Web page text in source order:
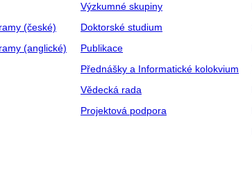
(české)
(anglické)
Výzkumné skupiny
Doktorské studium
Publikace
Přednášky a Informatické kolokvium
Vědecká rada
Projektová podpora